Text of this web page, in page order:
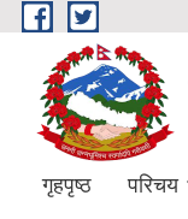
Skip to main content
गृहपृष्ठ परिचय